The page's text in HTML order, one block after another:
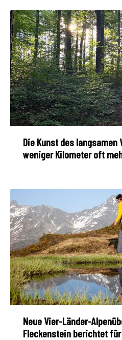
Die Kunst des langsamen
weniger Kilometer oft
Neue Vier-Länder-
Fleckenstein berichtet